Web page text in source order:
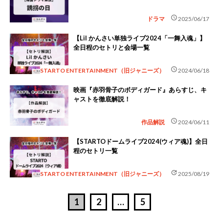
ドラマ schedule2025/06/17
【Lil かんさい単独ライブ2024「一舞入魂」】
全日程のセトリと会場一覧
STARTO ENTERTAINMENT（旧ジャニーズ） schedule2024/06/18
映画『赤羽骨子のボディガード』あらすじ、キ
ャストを徹底解説！
作品解説 schedule2024/06/11
【STARTOドームライブ2024(ウィア魂)】全日
程のセトリ一覧
STARTO ENTERTAINMENT（旧ジャニーズ） update2025/08/19
1 2 … 5